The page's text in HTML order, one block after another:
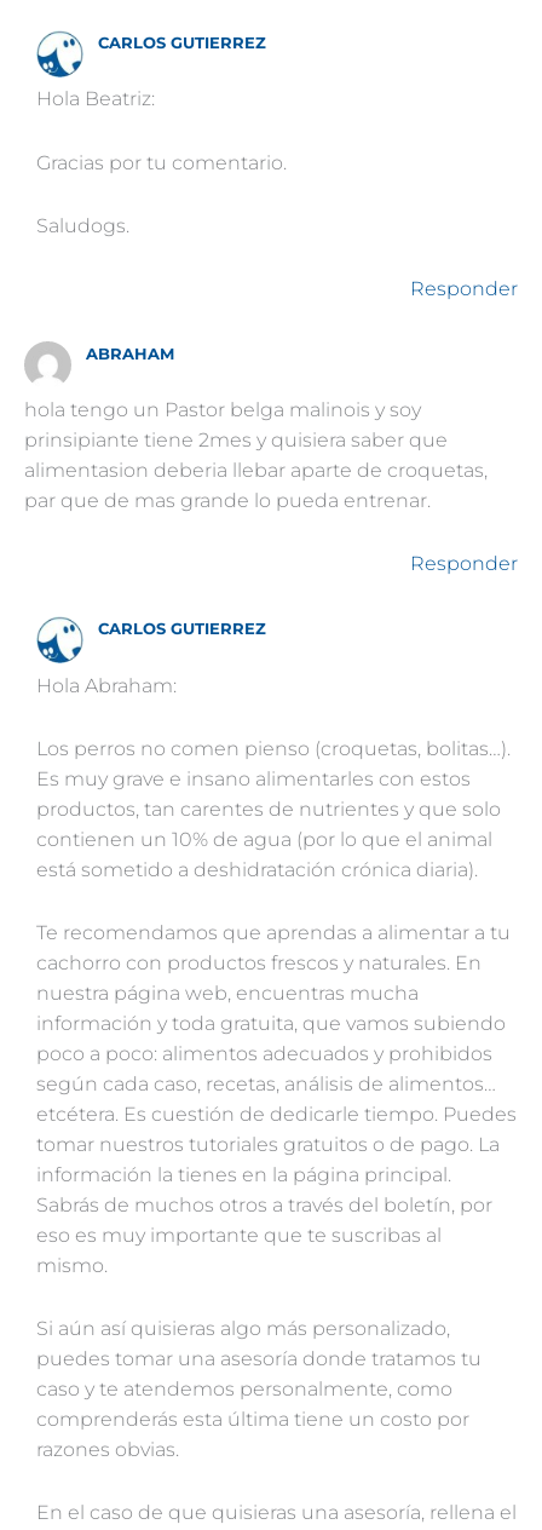
CARLOS GUTIERREZ
Hola Beatriz:
Gracias por tu comentario.
Saludogs.
Responder
ABRAHAM
hola tengo un Pastor belga malinois y soy
prinsipiante tiene 2mes y quisiera saber que
alimentasion deberia llebar aparte de croquetas,
par que de mas grande lo pueda entrenar.
Responder
CARLOS GUTIERREZ
Hola Abraham:
Los perros no comen pienso (croquetas, bolitas…).
Es muy grave e insano alimentarles con estos
productos, tan carentes de nutrientes y que solo
contienen un 10% de agua (por lo que el animal
está sometido a deshidratación crónica diaria).
Te recomendamos que aprendas a alimentar a tu
cachorro con productos frescos y naturales. En
nuestra página web, encuentras mucha
información y toda gratuita, que vamos subiendo
poco a poco: alimentos adecuados y prohibidos
según cada caso, recetas, análisis de alimentos…
etcétera. Es cuestión de dedicarle tiempo. Puedes
tomar nuestros tutoriales gratuitos o de pago. La
información la tienes en la página principal.
Sabrás de muchos otros a través del boletín, por
eso es muy importante que te suscribas al
mismo.
Si aún así quisieras algo más personalizado,
puedes tomar una asesoría donde tratamos tu
caso y te atendemos personalmente, como
comprenderás esta última tiene un costo por
razones obvias.
En el caso de que quisieras una asesoría, rellena el